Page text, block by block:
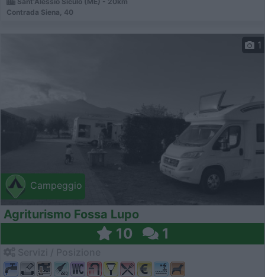
Contrada Siena, 40
Campeggio
1
Agriturismo Fossa Lupo
10 1